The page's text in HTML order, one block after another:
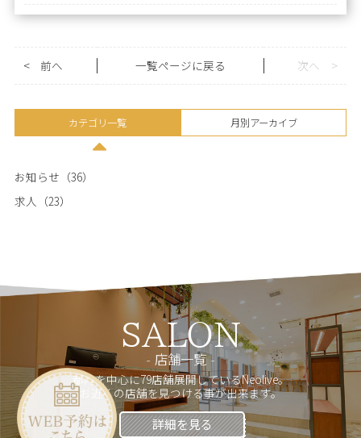
< 前へ 一覧ページに戻る >
次へ
カテゴリ一覧 月別アーカイブ
お知らせ（36）
求人（23）
SALON
店舗一覧
都内を中心に79店舗展開しているNeolive。
お近くの店舗を見つける事が出来ます。
詳細を見る